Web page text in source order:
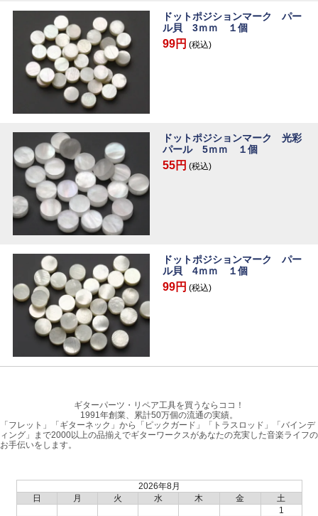
ドットポジションマーク パー
ル貝 3ｍｍ １個
99円 (税込)
ドットポジションマーク 光彩
パール 5ｍｍ １個
55円 (税込)
ドットポジションマーク パー
ル貝 4ｍｍ １個
99円 (税込)
ギターパーツ・リペア工具を買うならココ！
1991年創業、累計50万個の流通の実績。
「フレット」「ギターネック」から「ピックガード」「トラスロッド」「バインデ
ィング」まで2000以上の品揃えでギターワークスがあなたの充実した音楽ライフの
お手伝いをします。
2026年8月
日
月 火 水 木 金
土
1